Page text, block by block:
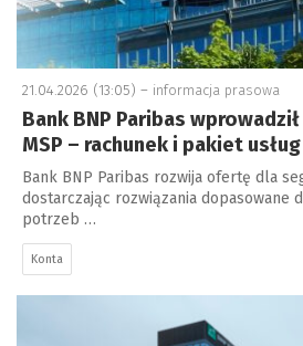
21.04.2026 (13:05) – informacja prasowa
Bank BNP Paribas
MSP – rachunek i pakiet
Bank BNP Paribas rozwija ofertę dla
dostarczając rozwiązania dopasowane
potrzeb …
Konta
a